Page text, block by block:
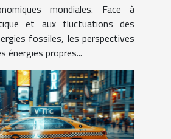
mondiales. Face à
et aux fluctuations des
fossiles, les perspectives
énergies propres...